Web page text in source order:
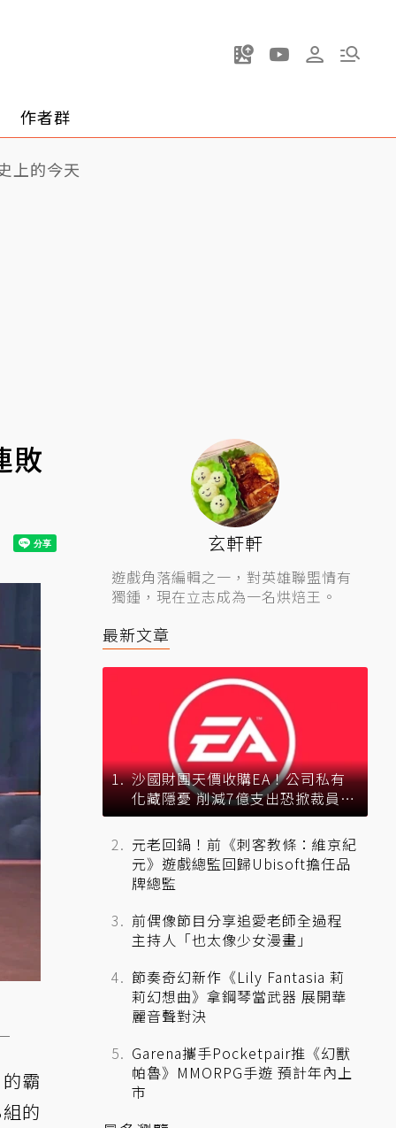
作者群
上的今天
敗
霸
的
玄軒軒
遊戲角落編輯之一，對英雄聯盟情有
獨鍾，現在立志成為一名烘焙王。
最新文章
沙國財團天價收購EA！公司私有
化藏隱憂 削減7億支出恐掀裁員風
暴？
元老回鍋！前《刺客教條：維京紀
元》遊戲總監回歸Ubisoft擔任品
牌總監
前偶像節目分享追愛老師全過程
主持人「也太像少女漫畫」
節奏奇幻新作《Lily Fantasia 莉
莉幻想曲》拿鋼琴當武器 展開華
麗音聲對決
Garena攜手Pocketpair推《幻獸
帕魯》MMORPG手遊 預計年內上
市